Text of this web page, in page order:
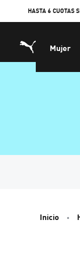
HASTA 6 CUOTAS
Mujer
Inicio